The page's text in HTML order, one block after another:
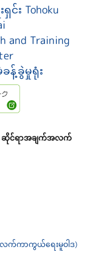
း Tohoku
and Training
ခန့်ခွဲမှုရုံး
ဆိုင်ရာအချက်အလက်
ကာကွယ်ရေးမူဝါဒ)